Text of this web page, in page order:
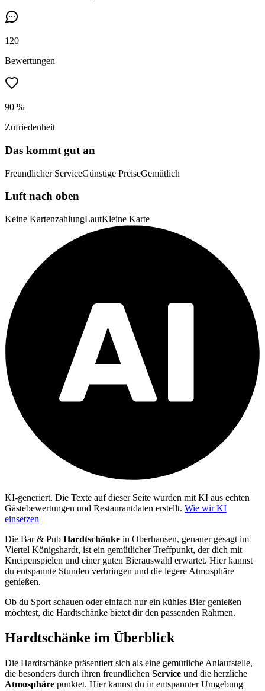
120
Bewertungen
90 %
Zufriedenheit
Das kommt gut an
Freundlicher ServiceGünstige PreiseGemütlich
Luft nach oben
Keine KartenzahlungLautKleine Karte
KI-generiert. Die Texte auf dieser Seite wurden mit KI aus echten
Gästebewertungen und Restaurantdaten erstellt. Wie wir KI
einsetzen
Die Bar & Pub Hardtschänke in Oberhausen, genauer gesagt im
Viertel Königshardt, ist ein gemütlicher Treffpunkt, der dich mit
Kneipenspielen und einer guten Bierauswahl erwartet. Hier kannst
du entspannte Stunden verbringen und die legere Atmosphäre
genießen.
Ob du Sport schauen oder einfach nur ein kühles Bier genießen
möchtest, die Hardtschänke bietet dir den passenden Rahmen.
Hardtschänke im Überblick
Die Hardtschänke präsentiert sich als eine gemütliche Anlaufstelle,
die besonders durch ihren freundlichen Service und die herzliche
Atmosphäre punktet. Hier kannst du in entspannter Umgebung